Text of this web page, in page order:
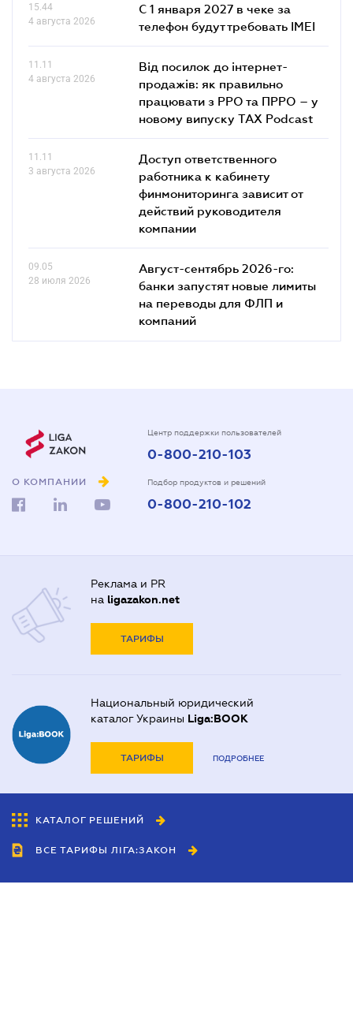
15.44
4 августа 2026
С 1 января 2027 в чеке за
телефон будут требовать IMEI
11.11
4 августа 2026
Від посилок до інтернет-
продажів: як правильно
працювати з РРО та ПРРО – у
новому випуску TAX Podcast
11.11
3 августа 2026
Доступ ответственного
работника к кабинету
финмониторинга зависит от
действий руководителя
компании
09.05
28 июля 2026
Август-сентябрь 2026-го:
банки запустят новые лимиты
на переводы для ФЛП и
компаний
О КОМПАНИИ
Центр поддержки пользователей
0-800-210-103
Подбор продуктов и решений
0-800-210-102
Реклама и PR
на ligazakon.net
ТАРИФЫ
Национальный юридический
каталог Украины Liga:BOOK
ТАРИФЫ ПОДРОБНЕЕ
КАТАЛОГ РЕШЕНИЙ
ВСЕ ТАРИФЫ ЛІГА:ЗАКОН